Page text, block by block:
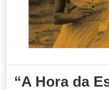
“A Hora da